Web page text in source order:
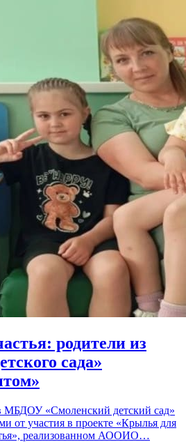
родители из
сада»
МБДОУ «Смоленский детский сад»
от участия в проекте «Крылья для
реализованном АООИО…